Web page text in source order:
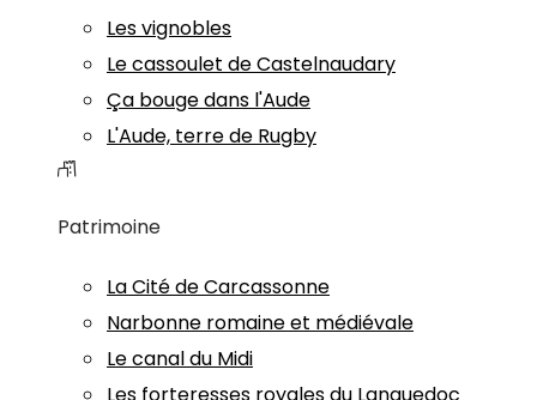
Les vignobles
Le cassoulet de Castelnaudary
Ça bouge dans l'Aude
L'Aude, terre de Rugby
Patrimoine
La Cité de Carcassonne
Narbonne romaine et médiévale
Le canal du Midi